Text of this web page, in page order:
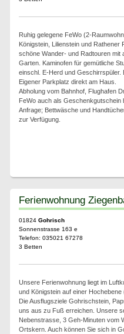
Ruhig gelegene FeWo (2-
Königstein, Lilienstein und Rathener
schöne Wander- und Radtouren mit
Garten. Kaminofen für gemütliche
einschl. E-Herd und Geschirrspüler.
Eigener Parkplatz direkt am Haus.
Abholung vom Bahnhof, Flughafen
FeWo auch als Geschenkgutschein
Anfrage; Bettwäsche und
zur Verfügung.
Ferienwohnung
01824 Gohrisch
Sonnenstrasse 163 e
Telefon: 035021 67278
3 Betten
Unsere Ferienwohnung liegt im
und Königstein auf einer
Die Ausflugsziele Gohrischstein,
uns aus zu Fuß erreichen. Unsere
Nebenstrasse, 3 Geh-Minuten vom
Ortskern. Auch können Sie sich in